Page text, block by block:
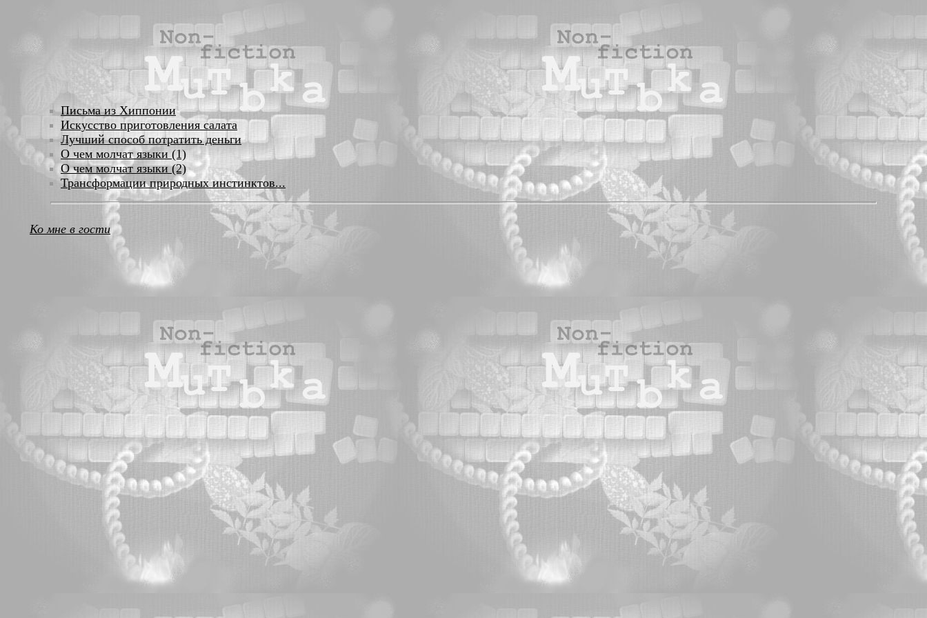
Письма из Хиппонии
Искусство приготовления салата
Лучший способ потратить деньги
О чем молчат языки (1)
О чем молчат языки (2)
Трансформации природных инстинктов...
Ко мне в гости